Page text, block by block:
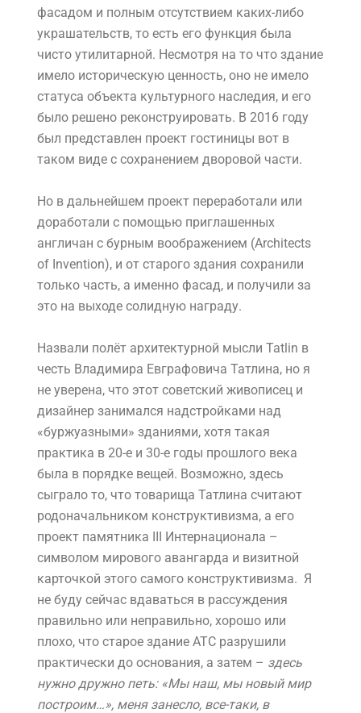
фасадом и полным отсутствием каких-либо
украшательств, то есть его функция была
чисто утилитарной. Несмотря на то что здание
имело историческую ценность, оно не имело
статуса объекта культурного наследия, и его
было решено реконструировать. В 2016 году
был представлен проект гостиницы вот в
таком виде с сохранением дворовой части.
Но в дальнейшем проект переработали или
доработали с помощью приглашенных
англичан с бурным воображением (Architects
of Invention), и от старого здания сохранили
только часть, а именно фасад, и получили за
это на выходе солидную награду.
Назвали полёт архитектурной мысли Tatlin в
честь Владимира Евграфовича Татлина, но я
не уверена, что этот советский живописец и
дизайнер занимался надстройками над
«буржуазными» зданиями, хотя такая
практика в 20-е и 30-е годы прошлого века
была в порядке вещей. Возможно, здесь
сыграло то, что товарища Татлина считают
родоначальником конструктивизма, а его
проект памятника III Интернационала –
символом мирового авангарда и визитной
карточкой этого самого конструктивизма. Я
не буду сейчас вдаваться в рассуждения
правильно или неправильно, хорошо или
плохо, что старое здание АТС разрушили
практически до основания, а затем – здесь
нужно дружно петь: «Мы наш, мы новый мир
построим…», меня занесло, все-таки, в